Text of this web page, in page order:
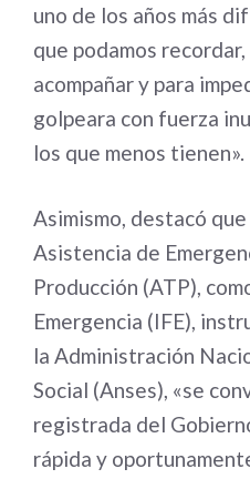
uno de los años más
que podamos
acompañar y para
golpeara con fuerza
los que menos tienen».
Asimismo, destacó
Asistencia de
Producción (ATP),
Emergencia (IFE),
la Administración
Social (Anses), «se
registrada del
rápida y